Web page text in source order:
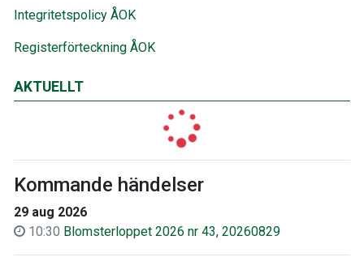
AKTUELLT
Kommande händelser
29 aug 2026
10:30 Blomsterloppet 2026 nr 43, 20260829
Integritetspolicy ÅOK
Registerförteckning ÅOK